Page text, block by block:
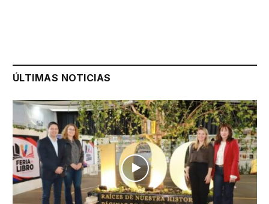
ÚLTIMAS NOTICIAS